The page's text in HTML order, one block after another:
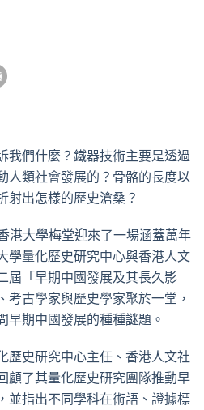
我們什麼？鐵器技術主要是透過
人類社會發展的？骨骼的長度以
射出怎樣的歷史滄桑？
港大學梅堂迎來了一場涵蓋萬年
學量化歷史研究中心與香港人文
屆「早期中國發展及其長久影
考古學家與歷史學家聚於一堂，
早期中國發展的種種謎題。
歷史研究中心主任、香港人文社
顧了其量化歷史研究團隊推動早
並指出不同學科在術語、證據標